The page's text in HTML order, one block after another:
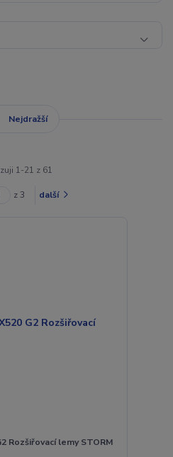
Nejdražší
1-21 z 61
z 3 další
Rozšiřovací lemy STORM